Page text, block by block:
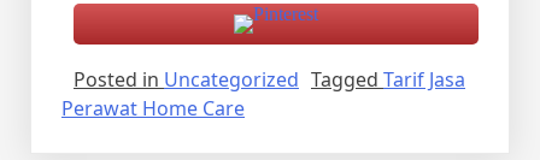
Posted in Uncategorized Tagged Tarif Jasa
Perawat Home Care